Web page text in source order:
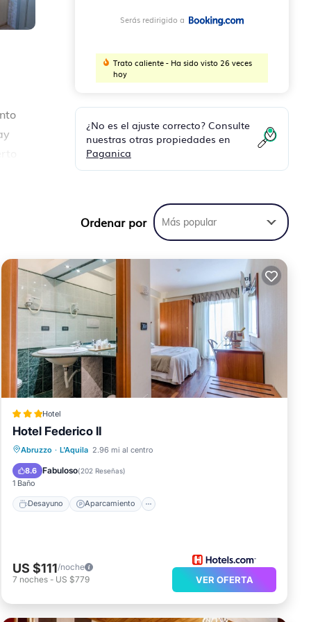
Serás redirigido a
Trato caliente - Ha sido visto 26 veces
hoy
¿No es el ajuste correcto? Consulte
nuestras otras propiedades en
Paganica
Ordenar por Más popular
Hotel
Hotel Federico II
Abruzzo · L'Aquila 2.96 mi al centro
8.6 Fabuloso(202 Reseñas)
1 Baño
Desayuno Aparcamiento
Desayuno Aparcamiento
Balcón/Terraza
US $111/noche
7 noches - US $779 VER OFERTA